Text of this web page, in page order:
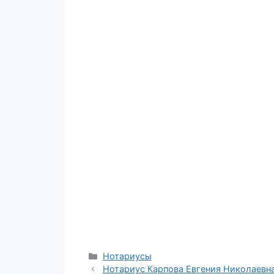
Рубрики
Нотариусы
Нотариус Карпова Евгения